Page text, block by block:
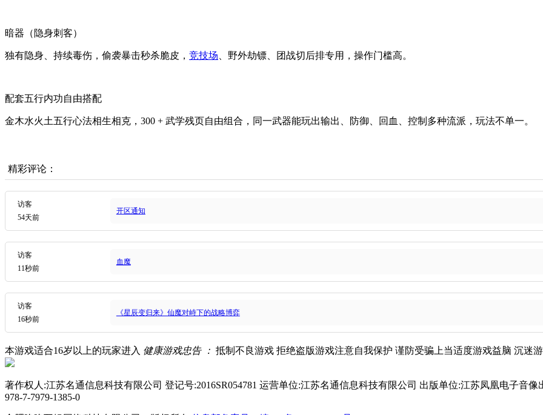
暗器（隐身刺客）
独有隐身、持续毒伤，偷袭暴击秒杀脆皮， 竞技场 、野外劫镖、团战切后排专用，操作门槛高。
配套五行内功自由搭配
金木水火土五行心法相生相克，300 + 武学残页自由组合，同一武器能玩出输出、防御、回血、控制多种流派，玩法不单一。
精彩评论：
访客
54天前
开区通知
访客
11秒前
血魔
访客
16秒前
《星辰变归来》仙魔对峙下的战略博弈
本游戏适合16岁以上的玩家进入 健康游戏忠告 ： 抵制不良游戏 拒绝盗版游戏注意自我保护 谨防受骗上当适度游戏益脑 沉迷
著作权人:江苏名通信息科技有限公司 登记号:2016SR054781 运营单位:江苏名通信息科技有限公司 出版单位:江苏凤凰电子音
978-7-7979-1385-0